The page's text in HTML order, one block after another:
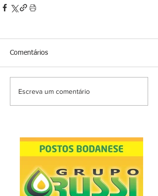
Comentários
Escreva um comentário